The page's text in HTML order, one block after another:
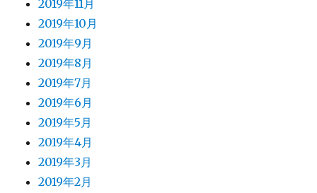
2019年11月
2019年10月
2019年9月
2019年8月
2019年7月
2019年6月
2019年5月
2019年4月
2019年3月
2019年2月